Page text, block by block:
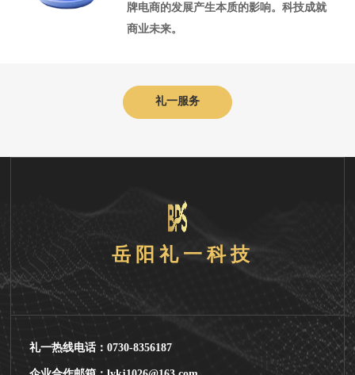
牌电商的发展产生本质的影响。科技成就
商业未来。
礼一服务
礼一热线电话：0730-8356187
岳 阳 礼 一 科 技